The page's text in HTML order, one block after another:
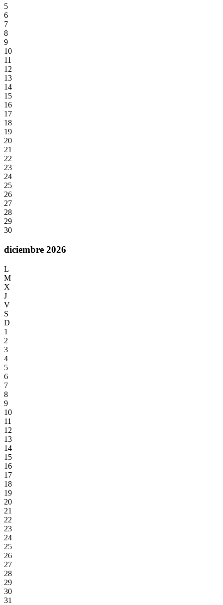
5
6
7
8
9
10
11
12
13
14
15
16
17
18
19
20
21
22
23
24
25
26
27
28
29
30
diciembre 2026
L
M
X
J
V
S
D
1
2
3
4
5
6
7
8
9
10
11
12
13
14
15
16
17
18
19
20
21
22
23
24
25
26
27
28
29
30
31